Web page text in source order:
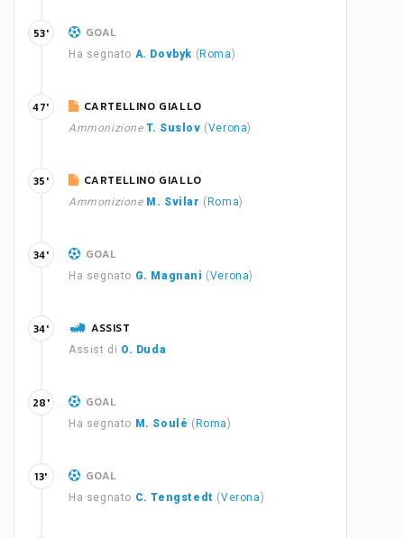
GOAL
Ha segnato A. Dovbyk ( Roma)
53'
CARTELLINO GIALLO
Ammonizione T. Suslov (Verona)
47'
CARTELLINO GIALLO
Ammonizione M. Svilar ( Roma)
35'
GOAL
Ha segnato G. Magnani (Verona)
34'
ASSIST
Assist di O. Duda
34'
GOAL
Ha segnato M. Soulé ( Roma)
28'
GOAL
Ha segnato C. Tengstedt (Verona)
13'